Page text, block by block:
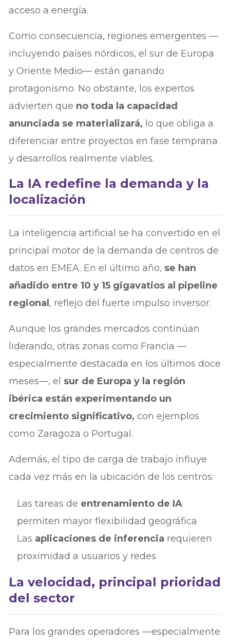
acceso a energía.
Como consecuencia, regiones emergentes —
incluyendo países nórdicos, el sur de Europa
y Oriente Medio— están ganando
protagonismo. No obstante, los expertos
advierten que no toda la capacidad
anunciada se materializará, lo que obliga a
diferenciar entre proyectos en fase temprana
y desarrollos realmente viables.
La IA redefine la demanda y la
localización
La inteligencia artificial se ha convertido en el
principal motor de la demanda de centros de
datos en EMEA. En el último año, se han
añadido entre 10 y 15 gigavatios al pipeline
regional , reflejo del fuerte impulso inversor.
Aunque los grandes mercados continúan
liderando, otras zonas como Francia —
especialmente destacada en los últimos doce
meses—, el sur de Europa y la región
ibérica están experimentando un
crecimiento significativo,con ejemplos
como Zaragoza o Portugal.
Además, el tipo de carga de trabajo influye
cada vez más en la ubicación de los centros:
Las tareas de entrenamiento de IA
permiten mayor flexibilidad geográfica
Las aplicaciones de inferencia requieren
proximidad a usuarios y redes
La velocidad, principal prioridad
del sector
Para los grandes operadores —especialmente